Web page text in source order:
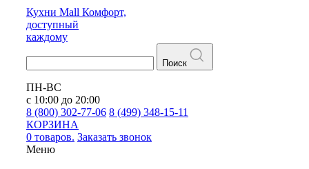
Кухни Mall Комфорт,
доступный
каждому
Поиск
ПН-ВС
с 10:00 до 20:00
8 (800) 302-77-06 8 (499) 348-15-11
КОРЗИНА
0 товаров. Заказать звонок
Меню